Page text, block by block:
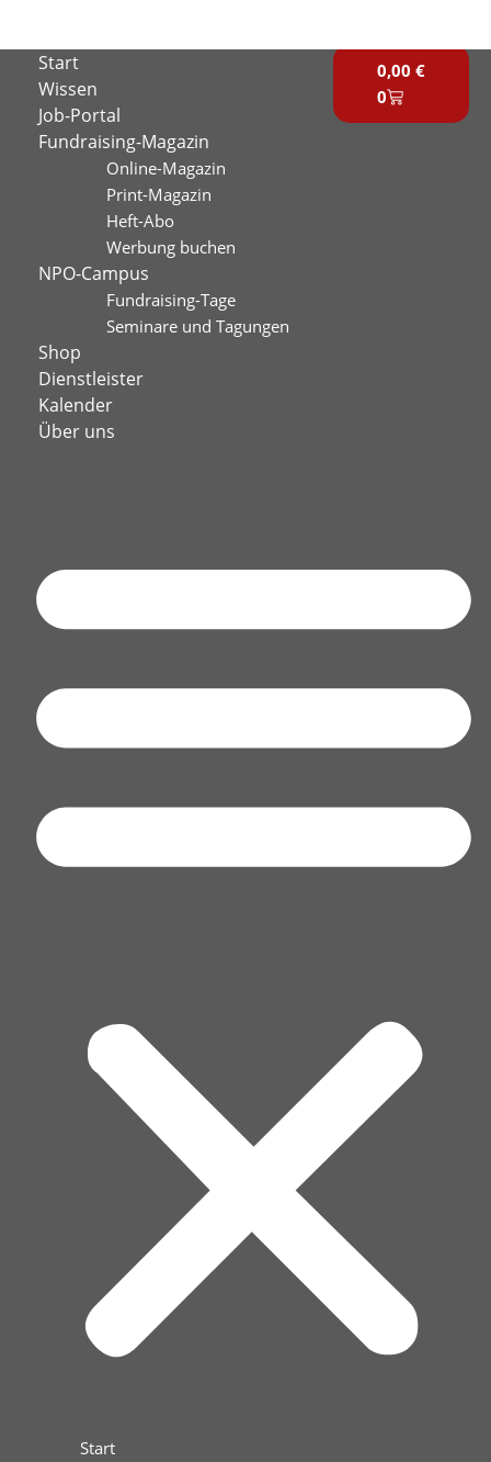
springen
Start
Wissen
Job-Portal
Fundraising-Magazin
Online-Magazin
Print-Magazin
Heft-Abo
Werbung buchen
NPO-Campus
Fundraising-Tage
Seminare und Tagungen
Shop
Dienstleister
Kalender
Über uns
Start
0,00 €
0
Warenkorb